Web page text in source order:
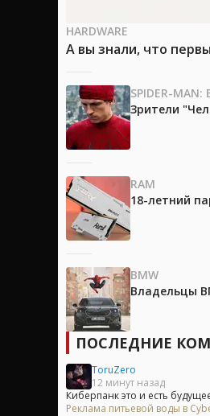
HARDWARE
А вы знали, что
SPIDER-MAN:
Зрители
RAM
18-летний
BMW
Владельцы
ПОСЛЕДНИЕ
ToruZero
12 минут назад
Киберпанк это и есть
Реклама питьевой воды в